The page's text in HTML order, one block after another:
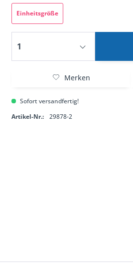
Einheitsgröße
Merken
Sofort versandfertig!
Artikel-Nr.:
29878-2